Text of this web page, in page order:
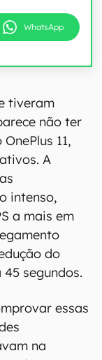
WhatsApp
tiveram
não ter
11,
A